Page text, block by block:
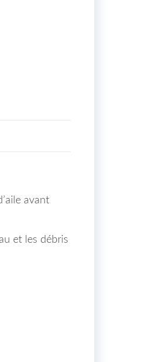
avant
et les débris